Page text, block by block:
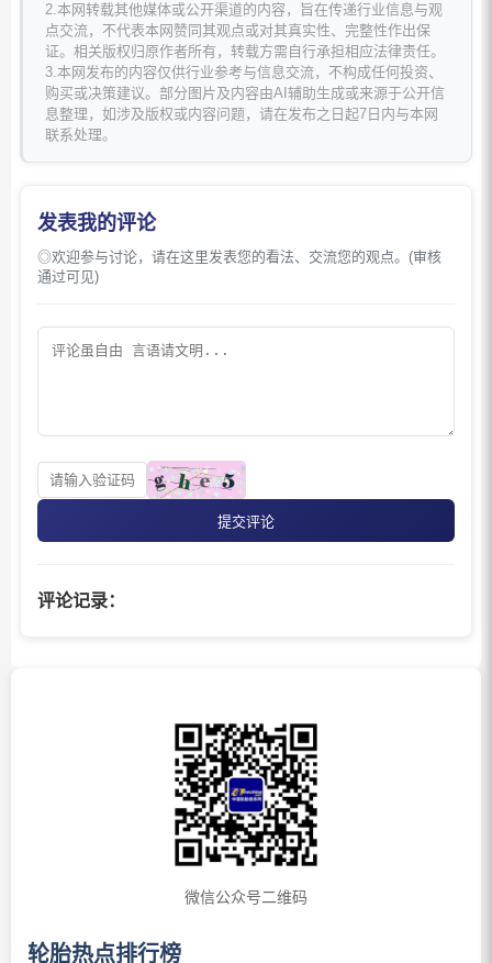
2.本网转载其他媒体或公开渠道的内容，旨在传递行业信息与观
点交流，不代表本网赞同其观点或对其真实性、完整性作出保
证。相关版权归原作者所有，转载方需自行承担相应法律责任。
3.本网发布的内容仅供行业参考与信息交流，不构成任何投资、
购买或决策建议。部分图片及内容由AI辅助生成或来源于公开信
息整理，如涉及版权或内容问题，请在发布之日起7日内与本网
联系处理。
发表我的评论
◎欢迎参与讨论，请在这里发表您的看法、交流您的观点。(审核
通过可见)
提交评论
评论记录：
微信公众号二维码
轮胎热点排行榜